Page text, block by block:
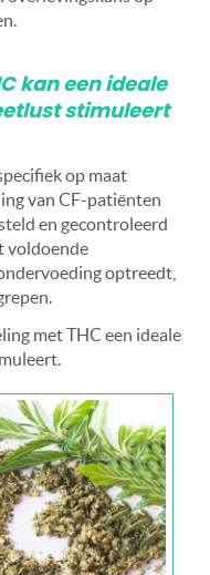
kan een ideale
stimuleert
op maat
van CF-patiënten
en gecontroleerd
voldoende
optreedt,
met THC een ideale